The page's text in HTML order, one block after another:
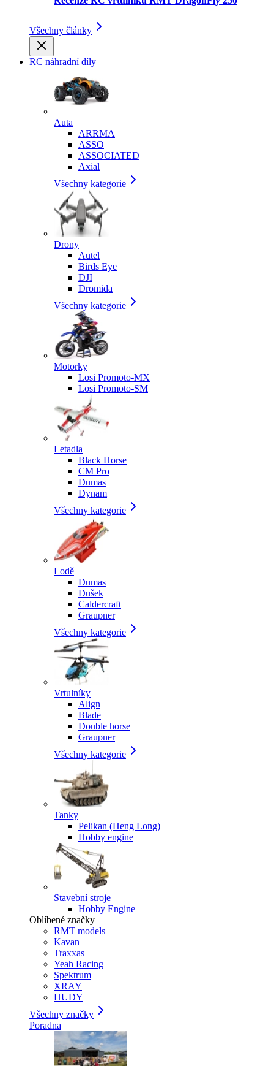
Všechny články
RC náhradní díly
Auta
ARRMA
ASSO
ASSOCIATED
Axial
Všechny kategorie
Drony
Autel
Birds Eye
DJI
Dromida
Všechny kategorie
Motorky
Losi Promoto-MX
Losi Promoto-SM
Letadla
Black Horse
CM Pro
Dumas
Dynam
Všechny kategorie
Lodě
Dumas
Dušek
Caldercraft
Graupner
Všechny kategorie
Vrtulníky
Align
Blade
Double horse
Graupner
Všechny kategorie
Tanky
Pelikan (Heng Long)
Hobby engine
Stavební stroje
Hobby Engine
Oblíbené značky
RMT models
Kavan
Traxxas
Yeah Racing
Spektrum
XRAY
HUDY
Všechny značky
Poradna